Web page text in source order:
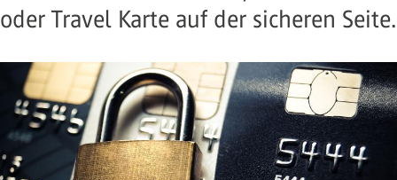
oder Travel Karte auf der sicheren Seite.